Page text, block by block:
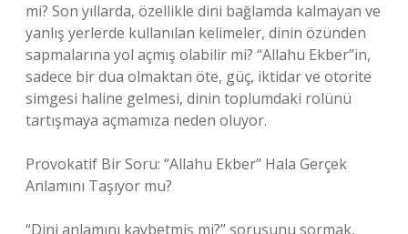
mi? Son yıllarda, özellikle dini bağlamda kalmayan ve
yanlış yerlerde kullanılan kelimeler, dinin özünden
sapmalarına yol açmış olabilir mi? “Allahu Ekber”in,
sadece bir dua olmaktan öte, güç, iktidar ve otorite
simgesi haline gelmesi, dinin toplumdaki rolünü
tartışmaya açmamıza neden oluyor.
Provokatif Bir Soru: “Allahu Ekber” Hala Gerçek
Anlamını Taşıyor mu?
“Dini anlamını kaybetmiş mi?” sorusunu sormak,